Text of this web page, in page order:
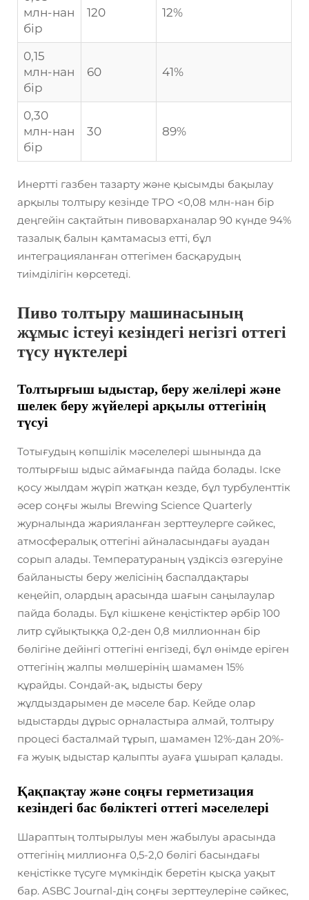
млн-нан
бір
120 12%
0,15
млн-нан
бір
60 41%
0,30
млн-нан
бір
30 89%
Инертті газбен тазарту және қысымды бақылау
арқылы толтыру кезінде TPO <0,08 млн-нан бір
деңгейін сақтайтын пивоварханалар 90 күнде 94%
тазалық балын қамтамасыз етті, бұл
интеграцияланған оттегімен басқарудың
тиімділігін көрсетеді.
Пиво толтыру машинасының
жұмыс істеуі кезіндегі негізгі оттегі
түсу нүктелері
Толтырғыш ыдыстар, беру желілері және
шелек беру жүйелері арқылы оттегінің
түсуі
Тотығудың көпшілік мәселелері шынында да
толтырғыш ыдыс аймағында пайда болады. Іске
қосу жылдам жүріп жатқан кезде, бұл турбуленттік
әсер соңғы жылы Brewing Science Quarterly
журналында жарияланған зерттеулерге сәйкес,
атмосфералық оттегіні айналасындағы ауадан
сорып алады. Температураның үздіксіз өзгеруіне
байланысты беру желісінің баспалдақтары
кеңейіп, олардың арасында шағын саңылаулар
пайда болады. Бұл кішкене кеңістіктер әрбір 100
литр сұйықтыққа 0,2-ден 0,8 миллионнан бір
бөлігіне дейінгі оттегіні енгізеді, бұл өнімде еріген
оттегінің жалпы мөлшерінің шамамен 15%
құрайды. Сондай-ақ, ыдысты беру
жұлдыздарымен де мәселе бар. Кейде олар
ыдыстарды дұрыс орналастыра алмай, толтыру
процесі басталмай тұрып, шамамен 12%-дан 20%-
ға жуық ыдыстар қалыпты ауаға ұшырап қалады.
Қақпақтау және соңғы герметизация
кезіндегі бас бөліктегі оттегі мәселелері
Шараптың толтырылуы мен жабылуы арасында
оттегінің миллионға 0,5-2,0 бөлігі басындағы
кеңістікке түсуге мүмкіндік беретін қысқа уақыт
бар. ASBC Journal-дің соңғы зерттеулеріне сәйкес,